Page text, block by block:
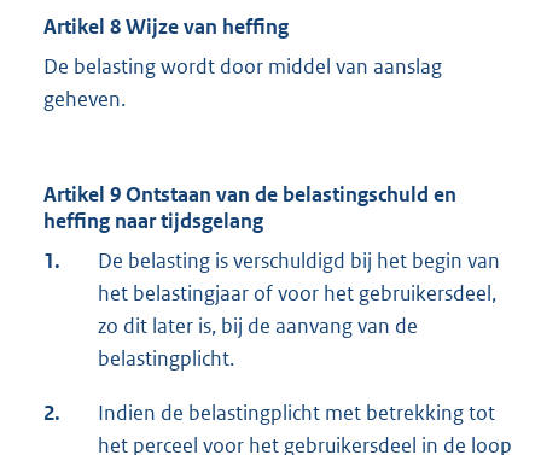
Artikel 8 Wijze van heffing
De belasting wordt door middel van aanslag
geheven.
Artikel 9 Ontstaan van de belastingschuld en
heffing naar tijdsgelang
1.
De belasting is verschuldigd bij het begin van
het belastingjaar of voor het gebruikersdeel,
zo dit later is, bij de aanvang van de
belastingplicht.
2.
Indien de belastingplicht met betrekking tot
het perceel voor het gebruikersdeel in de loop